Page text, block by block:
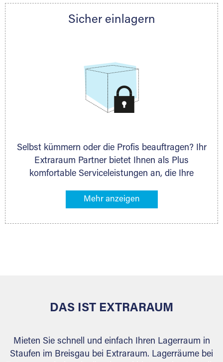
persönlich hinsichtlich Lagervolumen und zu
Sicher einlagern
Selbst kümmern oder die Profis beauftragen? Ihr
Extraraum Partner bietet Ihnen als Plus
komfortable Serviceleistungen an, die Ihre
gehören z. B. Verpackungsservice, Lieferung von
Ihr Lagergut wird bei Ihrem Extraraum Partner
DAS IST EXTRARAUM
Mieten Sie schnell und einfach Ihren Lagerraum in
Staufen im Breisgau bei Extraraum. Lagerräume bei